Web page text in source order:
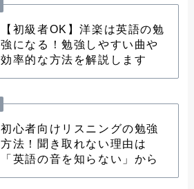
【初級者OK】洋楽は英語の勉
強になる！勉強しやすい曲や
効率的な方法を解説します
初心者向けリスニングの勉強
方法！聞き取れない理由は
「英語の音を知らない」から